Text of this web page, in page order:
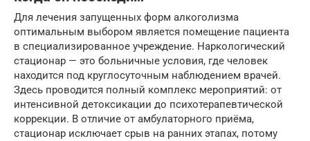
Для лечения запущенных форм алкоголизма
оптимальным выбором является помещение пациента
в специализированное учреждение. Наркологический
стационар — это больничные условия, где человек
находится под круглосуточным наблюдением врачей.
Здесь проводится полный комплекс мероприятий: от
интенсивной детоксикации до психотерапевтической
коррекции. В отличие от амбулаторного приёма,
стационар исключает срыв на ранних этапах, потому